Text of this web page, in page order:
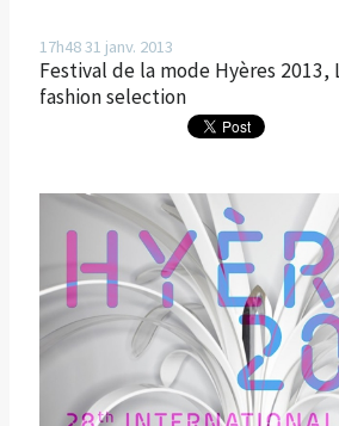
17h4831 janv. 2013
Festival de la mode Hyères 2013,
fashion selection